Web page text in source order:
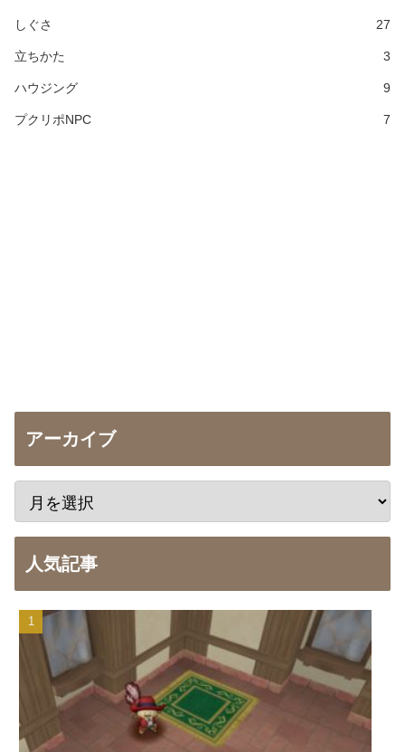
しぐさ 27
立ちかた 3
ハウジング 9
プクリポNPC 7
アーカイブ
人気記事